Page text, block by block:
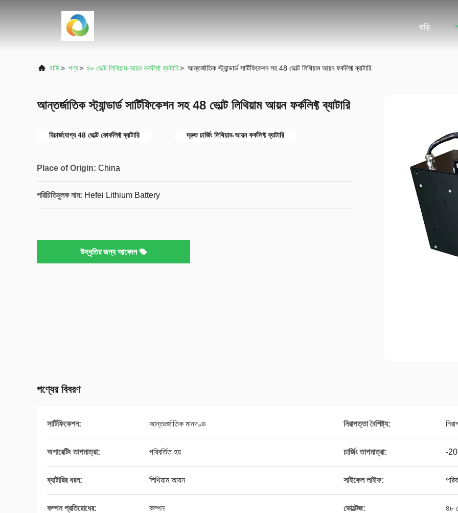
বাড়ি
বাড়ি> পণ্য> ৪৮ ভোল্ট লিথিয়াম-আয়ন ফর্কলিফ্ট ব্যাটারি> আন্তর্জাতিক স্ট্যান্ডার্ড সার্টিফিকেশন সহ 48 ভোল্ট লিথিয়াম আয়ন ফর্কলিফ্ট ব্যাটারি
আন্তর্জাতিক স্ট্যান্ডার্ড সার্টিফিকেশন সহ 48 ভোল্ট লিথিয়াম আয়ন ফর্কলিফ্ট ব্যাটারি
রিচার্জযোগ্য 48 ভোল্ট ফোর্কলিফ্ট ব্যাটারি দ্রুত চার্জিং লিথিয়াম-আয়ন ফর্কলিফ্ট ব্যাটারি
Place of Origin: China
পরিচিতিমুলক নাম: Hefei Lithium Battery
উদ্ধৃতির জন্য আবেদন
পণ্যের বিবরণ
সার্টিফিকেশন: আন্তঃর্জাতিক মানদণ্ড নিরাপত্তা বৈশিষ্ট্য:
অপারেটিং তাপমাত্রা: পরিবর্তিত হয় চার্জিং তাপমাত্রা: -
ব্যাটারির ধরন: লিথিয়াম আয়ন সাইকেল লাইফ:
কম্পন প্রতিরোধের: কম্পন ভোল্টেজ: ৪৮